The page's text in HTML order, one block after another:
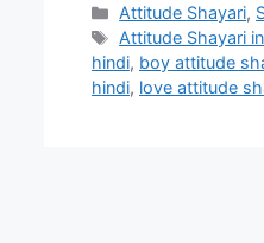
Categories
Attitude Shayari,
Tags
Attitude Shayari
hindi, boy attitude
hindi, love attitude